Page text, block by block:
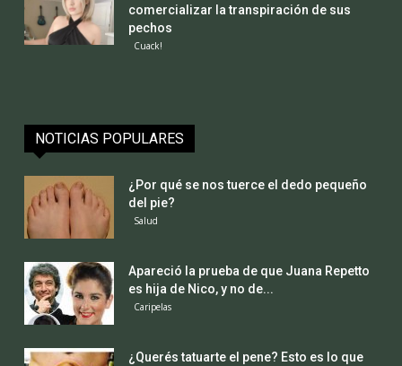
comercializar la transpiración de sus
pechos
Cuack!
NOTICIAS POPULARES
¿Por qué se nos tuerce el dedo pequeño
del pie?
Salud
Apareció la prueba de que Juana Repetto
es hija de Nico, y no de...
Caripelas
¿Querés tatuarte el pene? Esto es lo que